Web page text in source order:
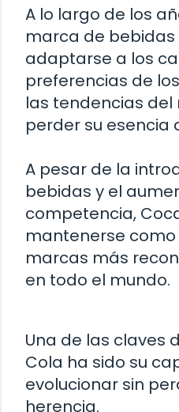
A lo largo de los
marca de
adaptarse a los
preferencias de
las tendencias del
perder su esencia
A pesar de la
bebidas y el
competencia,
mantenerse
marcas más
en todo el mundo.
Una de las claves
Cola ha sido su
evolucionar sin
herencia.